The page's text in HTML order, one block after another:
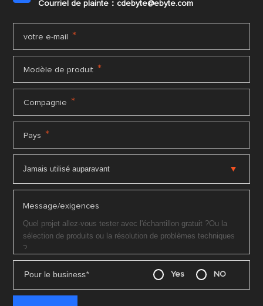
Courriel de plainte：cdebyte@ebyte.com
votre e-mail *
Modèle de produit *
Compagnie *
Pays *
Message/exigences
Pour le business* Yes NO